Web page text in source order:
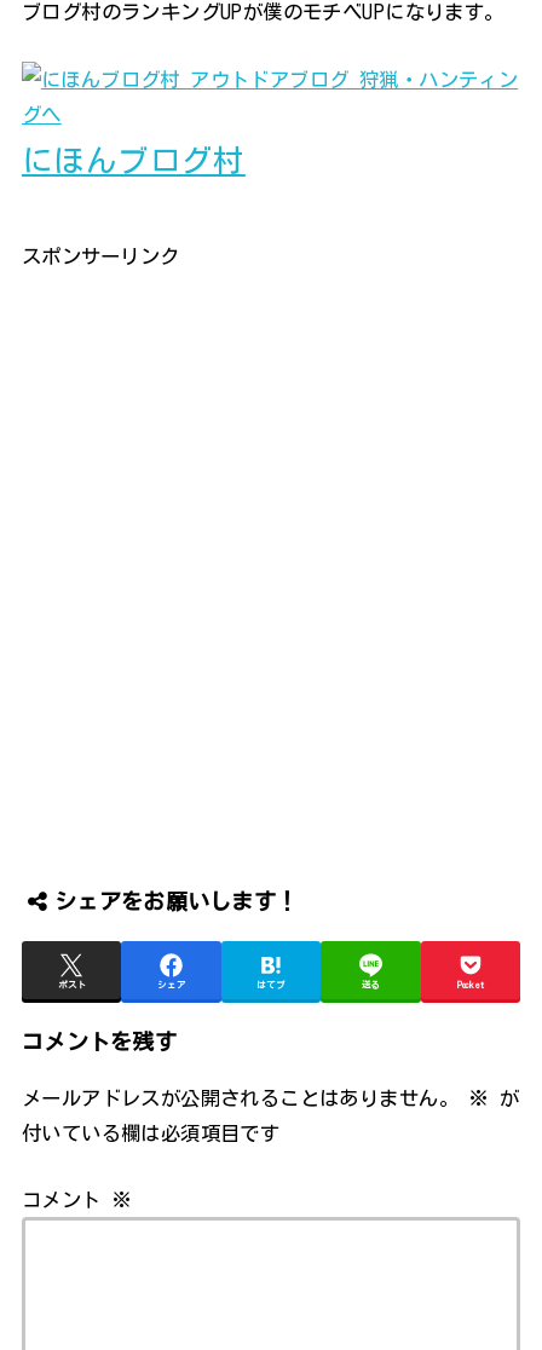
ブログ村のランキングUPが僕のモチベUPになります。
にほんブログ村
スポンサーリンク
シェアをお願いします！
ポスト シェア はてブ 送る Pocket
コメントを残す
メールアドレスが公開されることはありません。 ※
が
付いている欄は必須項目です
コメント ※